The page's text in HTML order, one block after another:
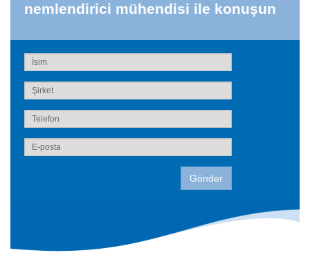
nemlendirici mühendisi ile konuşun
Gönder